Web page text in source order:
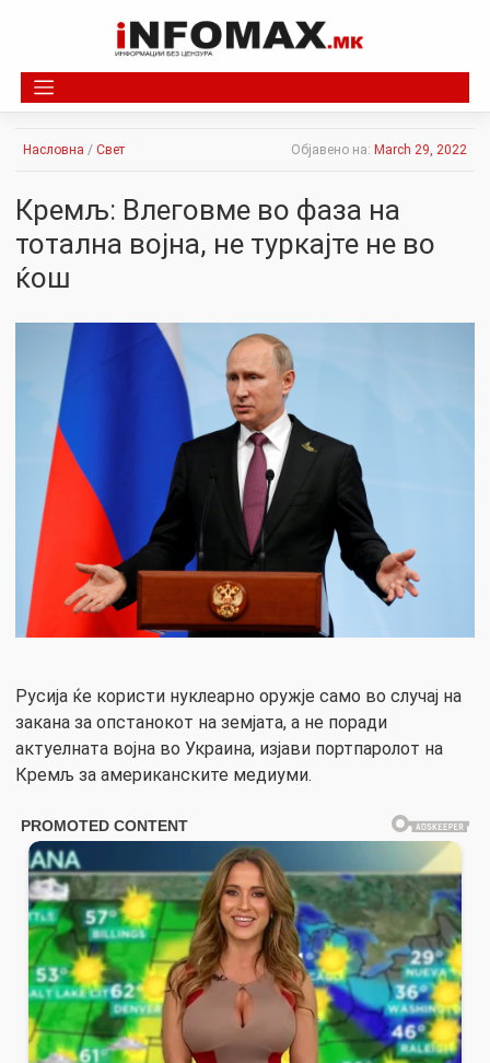
Насловна / Свет Објавено на: March 29, 2022
Кремљ: Влеговме во фаза на
тотална војна, не туркајте не во
ќош
Русија ќе користи нуклеарно оружје само во случај на
закана за опстанокот на земјата, а не поради
актуелната војна во Украина, изјави портпаролот на
Кремљ за американските медиуми.